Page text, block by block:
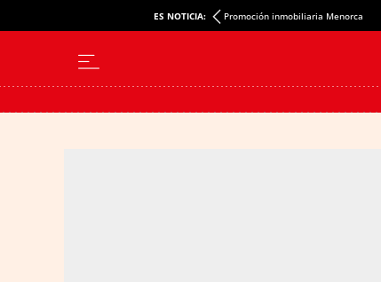
ES NOTICIA: Promoción inmobiliaria Menorca